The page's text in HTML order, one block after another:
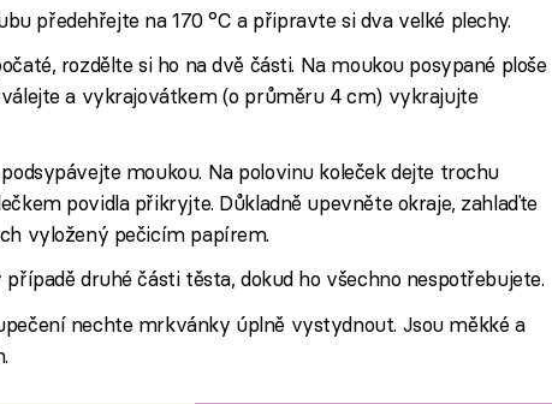
předehřejte na 170 °C a připravte si dva velké plechy.
rozdělte si ho na dvě části. Na moukou posypané ploše
a vykrajovátkem (o průměru 4 cm) vykrajujte
moukou. Na polovinu koleček dejte trochu
povidla přikryjte. Důkladně upevněte okraje, zahlaďte
vyložený pečicím papírem.
druhé části těsta, dokud ho všechno nespotřebujete.
nechte mrkvánky úplně vystydnout. Jsou měkké a